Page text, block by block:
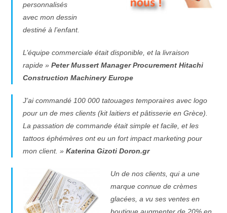
personnalisés
avec mon dessin
destiné à l’enfant.
L’équipe commerciale était disponible, et la livraison
rapide » Peter Mussert Manager Procurement Hitachi
Construction Machinery Europe
J’ai commandé 100 000 tatouages temporaires avec logo
pour un de mes clients (kit laitiers et pâtisserie en Grèce).
La passation de commande était simple et facile, et les
tattoos éphémères ont eu un fort impact marketing pour
mon client. » Katerina Gizoti Doron.gr
Un de nos clients, qui a une
marque connue de crèmes
glacées, a vu ses ventes en